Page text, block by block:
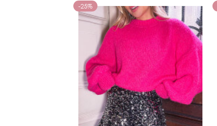
-25%